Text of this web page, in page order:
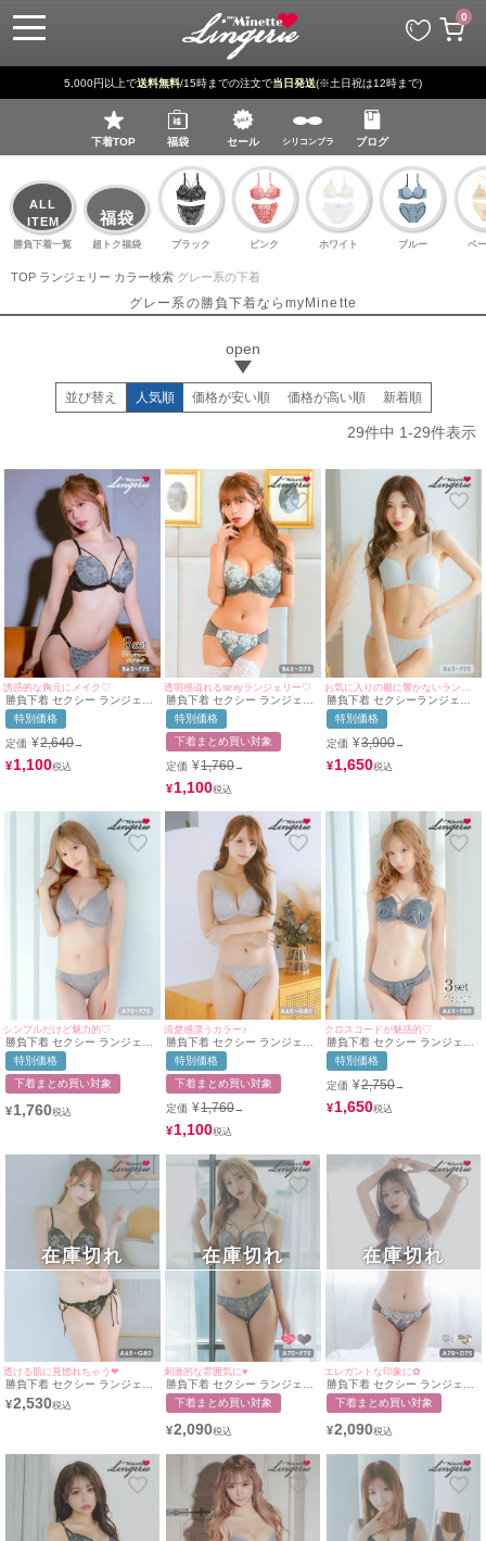
0
5,000円以上で送料無料/15時までの注文で当日発送(※土日祝は12時まで)
下着TOP 福袋 セール シリコンブラ ブログ
ALL
ITEM
勝負下着一覧
福袋
超トク福袋 ブラック ピンク ホワイト ブルー ベ
TOP ランジェリー カラー検索 グレー系の下着
グレー系の勝負下着ならmyMinette
並び替え 人気順 価格が安い順 価格が高い順 新着順
29件中 1-29件表示
誘惑的な胸元にメイク♡
勝負下着 セクシー ランジェリ
ー リリー 刺繍 レース コード
ワイヤー ブラジャー ショーツ
Tバック 3点セット
特別価格
定価 ¥2,640→
¥1,100
透明感溢れるsexyランジェリー♡
勝負下着 セクシー ランジェリ
ー フラワー 刺繍 レース ビジ
ューチャーム ワイヤー ブラジ
ャー ショーツ 2点セット
特別価格
下着まとめ買い対象
定価 ¥1,760→
¥1,100
勝負下着 セクシーランジェリ
ー ランジェリー ブラジャー シ
ョーツ シームレス ワイヤーカ
ップ 2点セット
特別価格
定価 ¥3,900→
¥1,650
シンプルだけど魅力的♡
勝負下着 セクシー ランジェリ
ー フラワーゴージャスレース
チュール脇高カップブラジャー
＆ショーツ2点セット
特別価格
下着まとめ買い対象
¥1,760
清楚感漂うカラー♪
勝負下着 セクシー ランジェリ
ースカラップレースチュールヌ
ーディーカラー脇高カップブラ
ジャー＆ショーツ2点セット
特別価格
下着まとめ買い対象
定価 ¥1,760→
¥1,100
クロスコードが魅惑的♡
勝負下着 セクシー ランジェリ
ー クロスコードケミカルレー
スブラジャー＆ショーツ3点セ
ット
特別価格
定価 ¥2,750→
¥1,650
透ける肌に見惚れちゃう❤︎
勝負下着 セクシー ランジェリ
ー チュールフラワー刺繍シア
ーカップブラジャー＆ショーツ
¥2,530
在庫切れ
刺激的な雰囲気に♥
勝負下着 セクシー ランジェリ
ー ビジュー付きレースクロス
ラインデザイン3/4カップ脇_ブ
(グレー)
下着まとめ買い対象
¥2,090
在庫切れ
エレガントな印象に✿
勝負下着 セクシー ランジェリ
ー ビジュー付き大柄フラワー
刺繍脇高ブラ＆ショーツ2点セ
下着まとめ買い対象
¥2,090
在庫切れ
ペー
ジト